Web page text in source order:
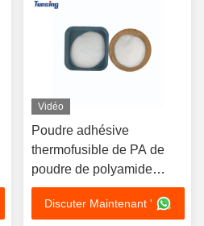
Vidéo
Poudre adhésive
thermofusible de PA de
poudre de polyamide
d'impression de transfert
de chaleur
Discuter Maintenant '